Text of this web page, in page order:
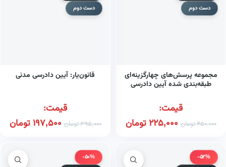
دست دوم
مجموعه پرسش‌های چهارگزینه‌ای
طبقه‌بندی شده آیین دادرسی
قیمت:
450,000تومان 225,000تومان
دست دوم
قانون‌یار: آیین دادرسی مدنی
قیمت:
395,000تومان 197,500تومان
-52%
-50%